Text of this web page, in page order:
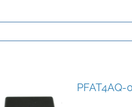
PFAT4AQ-